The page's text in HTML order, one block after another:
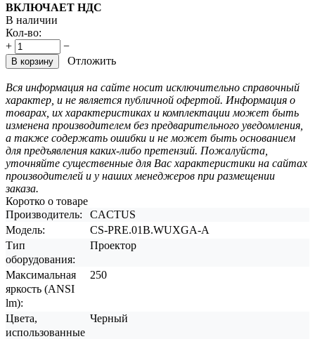
ВКЛЮЧАЕТ НДС
В наличии
Кол-во:
+
−
В корзину Отложить
Вся информация на сайте носит исключительно справочный
характер, и не является публичной офертой. Информация о
товарах, их характеристиках и комплектации может быть
изменена производителем без предварительного уведомления,
а также содержать ошибки и не может быть основанием
для предъявления каких-либо претензий. Пожалуйста,
уточняйте существенные для Вас характеристики на сайтах
производителей и у наших менеджеров при размещении
заказа.
Коротко о товаре
Производитель:
CACTUS
Модель:
CS-PRE.01B.WUXGA-A
Тип
оборудования:
Проектор
Максимальная
яркость (ANSI
lm):
250
Цвета,
использованные
Черный